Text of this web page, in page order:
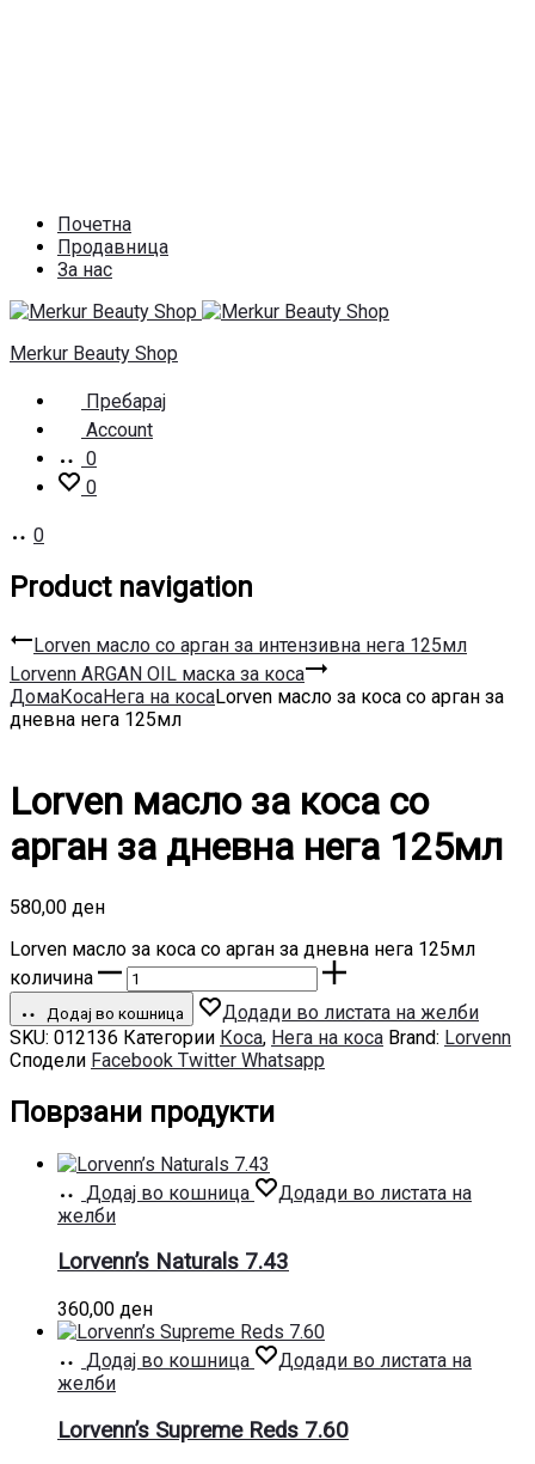
Почетна
Продавница
За нас
Merkur Beauty Shop
Пребарај
Account
0
0
0
Product navigation
Lorven масло со арган за интензивна нега 125мл
Lorvenn ARGAN OIL маска за коса
ДомаКосаНега на косаLorven масло за коса со арган за
дневна нега 125мл
Lorven масло за коса со
арган за дневна нега 125мл
580,00 ден
Lorven масло за коса со арган за дневна нега 125мл
количина
Додај во кошница
Додади во листата на желби
SKU: 012136 Категории Коса, Нега на коса Brand: Lorvenn
Сподели Facebook Twitter Whatsapp
Поврзани продукти
Додај во кошница
Додади во листата на
желби
Lorvenn’s Naturals 7.43
360,00 ден
Додај во кошница
Додади во листата на
желби
Lorvenn’s Supreme Reds 7.60